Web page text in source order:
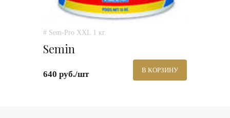
# Sem-Pro XXL 1 кг.
Semin
640 руб./шт В КОРЗИНУ